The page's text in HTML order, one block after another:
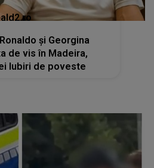
și Georgina
de vis în Madeira,
Iubiri de poveste